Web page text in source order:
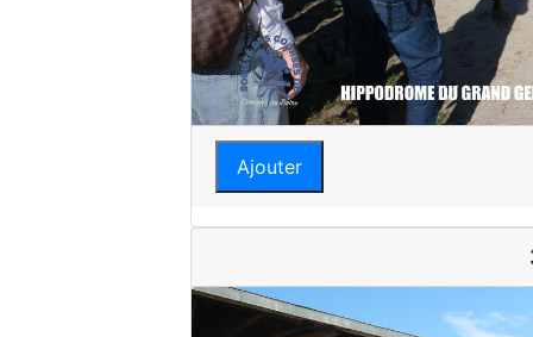
Ajouter